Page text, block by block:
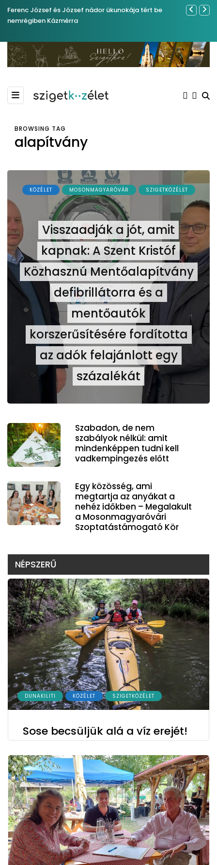
Ferenc József és József nádor ükunokája tért be
nemrégiben Kázmérra
Közel
BROWSING TAG
alapítvány
KÖZÉLET MOSONMAGYARÓVÁR SZIGETKÖZÉLET
Visszaadják a jót, amit
kapnak: A Szent Kristóf
Közhasznú Mentőalapítvány
defibrillátorra és a
mentőautók
korszerűsítésére fordította
az adók felajánlott egy
százalékát
Szabadon, de nem
szabályok nélkül: amit
mindenképpen tudni kell
vadkempingezés előtt
Egy közösség, ami
megtartja az anyákat a
nehéz időkben – Megalakult
a Mosonmagyaróvári
Szoptatástámogató Kör
NÉPSZERŰ
DUNAKILITI KÖZÉLET SZIGETKÖZÉLET
Sose becsüljük alá a víz erejét!